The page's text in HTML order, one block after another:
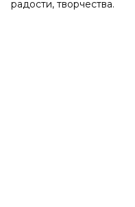
радости, творчества.